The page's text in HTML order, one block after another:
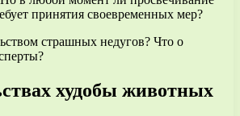
принятия своевременных мер?
страшных недугов? Что о
худобы животных